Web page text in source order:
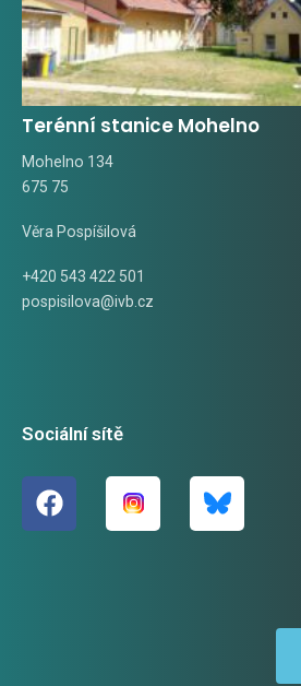
Terénní stanice Mohelno
Mohelno 134
675 75
Věra Pospíšilová
+420 543 422 501
pospisilova@ivb.cz
Sociální sítě